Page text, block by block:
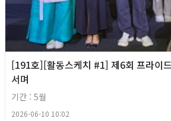
[191호][활동스케치 #1] 제6회 프라이
서며
기간 : 5월
2026-06-10 10:02